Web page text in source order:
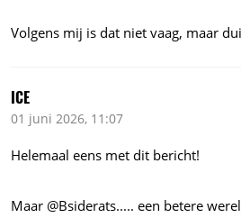
Volgens mij is dat niet vaag, maar
ICE
01 juni 2026, 11:07
Helemaal eens met dit bericht!
Maar @Bsiderats..... een betere